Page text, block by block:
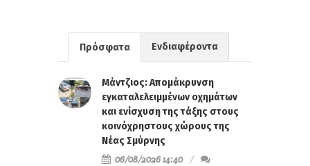
Πρόσφατα Ενδιαφέροντα
Μάντζιος: Απομάκρυνση
εγκαταλελειμμένων οχημάτων
και ενίσχυση της τάξης στους
κοινόχρηστους χώρους της
Νέας Σμύρνης
06/08/2026 14:40